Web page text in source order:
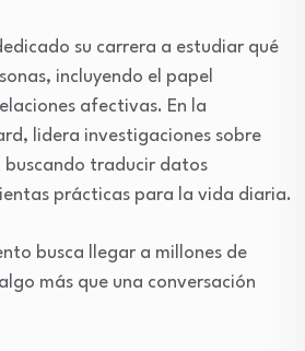
su carrera a estudiar qué
incluyendo el papel
afectivas. En la
lidera investigaciones sobre
buscando traducir datos
prácticas para la vida diaria.
busca llegar a millones de
más que una conversación